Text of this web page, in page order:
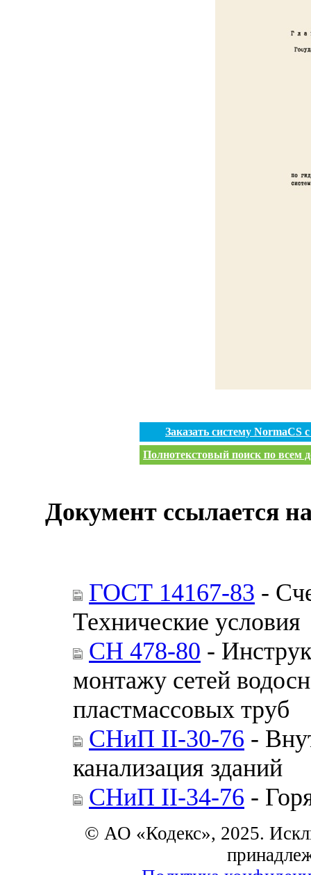
Заказать систему
Полнотекстовый поиск по всем
Документ ссылается
ГОСТ 14167-83 -
Технические условия
СН 478-80 -
монтажу сетей
пластмассовых труб
СНиП II-30-76 -
канализация зданий
СНиП II-34-76 -
© АО «Кодекс», 2025.